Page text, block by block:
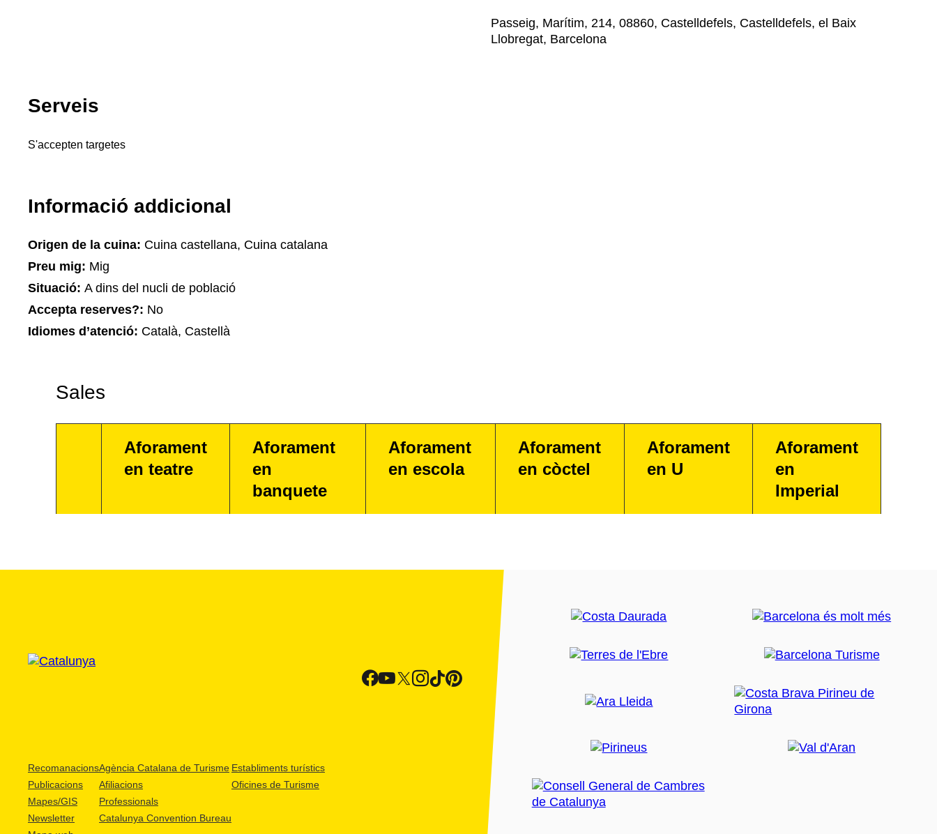
Passeig, Marítim, 214, 08860, Castelldefels, Castelldefels, el Baix
Llobregat, Barcelona
Serveis
S'accepten targetes
Informació addicional
Origen de la cuina: Cuina castellana, Cuina catalana
Preu mig: Mig
Situació: A dins del nucli de població
Accepta reserves?: No
Idiomes d’atenció: Català, Castellà
Sales
Aforament
en teatre
Aforament
en
banquete
Aforament
en escola
Aforament
en còctel
Aforament
en U
Aforament
en
Imperial
Recomanacions
Publicacions
Mapes/GIS
Newsletter
Agència Catalana de Turisme
Afiliacions
Professionals
Catalunya Convention Bureau
Establiments turístics
Oficines de Turisme